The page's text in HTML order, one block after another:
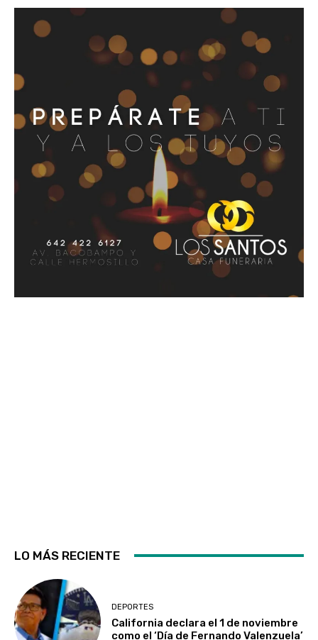
LO MÁS RECIENTE
DEPORTES
California declara el 1 de noviembre
como el ‘Día de Fernando Valenzuela’